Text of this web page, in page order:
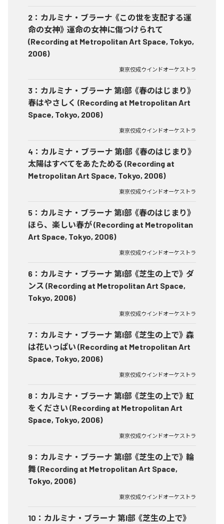
2 ： カルミナ・ブラーナ 《この世を支配する運
命の女神》 運命の女神に傷つけられて
(Recording at Metropolitan Art Space, Tokyo,
2006)
東京佼成ウインドオーケストラ
3 ： カルミナ・ブラーナ 第I部 《春のはじまり》
春はやさしく (Recording at Metropolitan Art
Space, Tokyo, 2006)
東京佼成ウインドオーケストラ
4 ： カルミナ・ブラーナ 第I部 《春のはじまり》
太陽はすべてをあたためる (Recording at
Metropolitan Art Space, Tokyo, 2006)
東京佼成ウインドオーケストラ
5 ： カルミナ・ブラーナ 第I部 《春のはじまり》
ほら、楽しい春が (Recording at Metropolitan
Art Space, Tokyo, 2006)
東京佼成ウインドオーケストラ
6 ： カルミナ・ブラーナ 第I部 《芝生の上で》 ダ
ンス (Recording at Metropolitan Art Space,
Tokyo, 2006)
東京佼成ウインドオーケストラ
7 ： カルミナ・ブラーナ 第I部 《芝生の上で》 森
は花いっぱい (Recording at Metropolitan Art
Space, Tokyo, 2006)
東京佼成ウインドオーケストラ
8 ： カルミナ・ブラーナ 第I部 《芝生の上で》 紅
をください (Recording at Metropolitan Art
Space, Tokyo, 2006)
東京佼成ウインドオーケストラ
9 ： カルミナ・ブラーナ 第I部 《芝生の上で》 輪
舞 (Recording at Metropolitan Art Space,
Tokyo, 2006)
東京佼成ウインドオーケストラ
10 ： カルミナ・ブラーナ 第I部 《芝生の上で》